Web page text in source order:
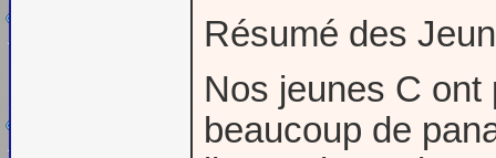
Résumé des
Nos jeunes C ont
beaucoup de